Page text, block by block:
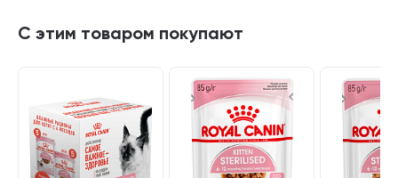
С этим товаром покупают